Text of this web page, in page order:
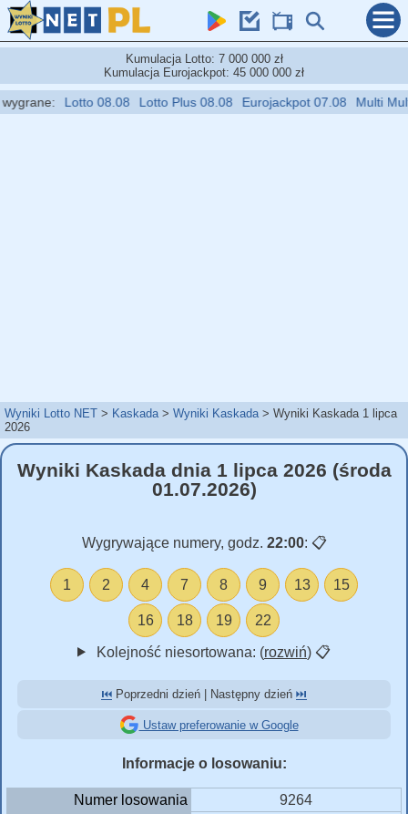
Kumulacja Lotto: 7 000 000 zł
Kumulacja Eurojackpot: 45 000 000 zł
Lotto 08.08 Lotto Plus 08.08 Eurojackpot 07.08 Multi Multi
Wyniki Lotto NET Kaskada Wyniki Kaskada
Wyniki Kaskada 1 lipca
2026
Wyniki Kaskada dnia 1 lipca 2026 (środa
01.07.2026)
Wygrywające numery, godz. 22:00: 📋
1 2 4 7 8 9 13 15
16 18 19 22
Kolejność niesortowana: (rozwiń) 📋
⏮️ Poprzedni dzień | Następny dzień ⏭️
Ustaw preferowanie w Google
Informacje o losowaniu:
Numer losowania
9264